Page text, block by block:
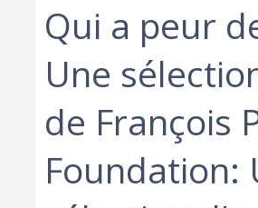
‎Qui a peur
Une
de François
Foundation: